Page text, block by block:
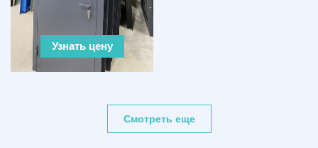
Узнать цену
Смотреть еще